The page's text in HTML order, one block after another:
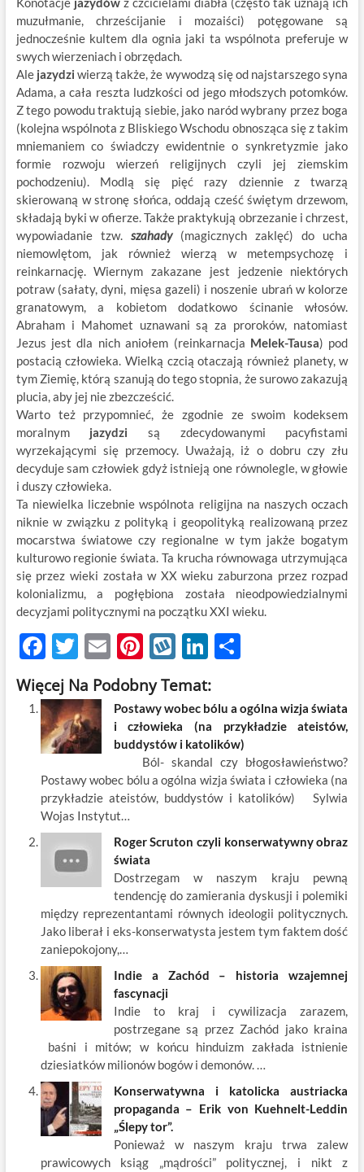
muzułmanie, chrześcijanie i mozaiści) potęgowane są
jednocześnie kultem dla ognia jaki ta wspólnota preferuje w
swych wierzeniach i obrzędach.
Ale jazydzi wierzą także, że wywodzą się od najstarszego syna
Adama, a cała reszta ludzkości od jego młodszych potomków.
Z tego powodu traktują siebie, jako naród wybrany przez boga
(kolejna wspólnota z Bliskiego Wschodu obnosząca się z takim
mniemaniem co świadczy ewidentnie o synkretyzmie jako
formie rozwoju wierzeń religijnych czyli jej ziemskim
pochodzeniu). Modlą się pięć razy dziennie z twarzą
skierowaną w stronę słońca, oddają cześć świętym drzewom,
składają byki w ofierze. Także praktykują obrzezanie i chrzest,
wypowiadanie tzw. szahady(magicznych zaklęć) do ucha
niemowlętom, jak również wierzą w metempsychozę i
reinkarnację. Wiernym zakazane jest jedzenie niektórych
potraw (sałaty, dyni, mięsa gazeli) i noszenie ubrań w kolorze
granatowym, a kobietom dodatkowo ścinanie włosów.
Abraham i Mahomet uznawani są za proroków, natomiast
Jezus jest dla nich aniołem (reinkarnacja Melek-Tausa) pod
postacią człowieka. Wielką czcią otaczają również planety, w
tym Ziemię, którą szanują do tego stopnia, że surowo zakazują
plucia, aby jej nie zbezcześcić.
Warto też przypomnieć, że zgodnie ze swoim kodeksem
moralnym jazydzi są zdecydowanymi pacyfistami
wyrzekającymi się przemocy. Uważają, iż o dobru czy złu
decyduje sam człowiek gdyż istnieją one równolegle, w głowie
i duszy człowieka.
Ta niewielka liczebnie wspólnota religijna na naszych oczach
niknie w związku z polityką i geopolityką realizowaną przez
mocarstwa światowe czy regionalne w tym jakże bogatym
kulturowo regionie świata. Ta krucha równowaga utrzymująca
się przez wieki została w XX wieku zaburzona przez rozpad
kolonializmu, a pogłębiona została nieodpowiedzialnymi
decyzjami politycznymi na początku XXI wieku.
F
ac
e
b
o
o
k
T
w
itt
er
E
m
ail
Pi
nt
er
es
t
W
k
o
p
Li
k
e
dI
n
S
ar
e
Więcej Na Podobny Temat:
Postawy wobec bólu a ogólna wizja świata
i człowieka (na przykładzie ateistów,
buddystów i katolików)
Ból- skandal czy błogosławieństwo?
Postawy wobec bólu a ogólna wizja świata i człowieka (na
przykładzie ateistów, buddystów i katolików) Sylwia
Wojas Instytut…
Roger Scruton czyli konserwatywny obraz
świata
Dostrzegam w naszym kraju pewną
tendencję do zamierania dyskusji i polemiki
między reprezentantami równych ideologii politycznych.
Jako liberał i eks-konserwatysta jestem tym faktem dość
zaniepokojony,…
Indie a Zachód – historia wzajemnej
fascynacji
Indie to kraj i cywilizacja zarazem,
postrzegane są przez Zachód jako kraina
baśni i mitów; w końcu hinduizm zakłada istnienie
dziesiatków milionów bogów i demonów. …
Konserwatywna i katolicka austriacka
propaganda – Erik von Kuehnelt-Leddin
„Ślepy tor”.
Ponieważ w naszym kraju trwa zalew
prawicowych ksiąg „mądrości” politycznej, i nikt z